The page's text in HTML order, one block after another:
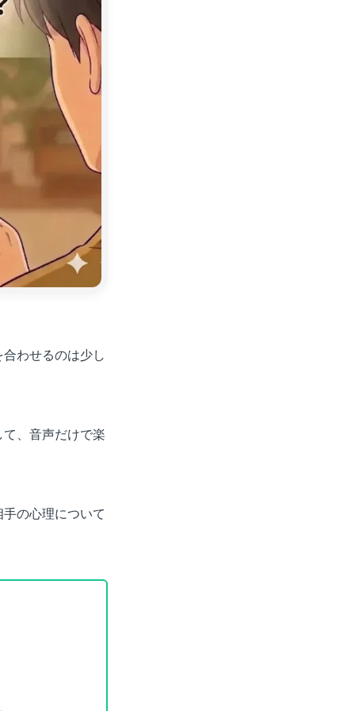
わせるのは少し
、音声だけで楽
の心理について